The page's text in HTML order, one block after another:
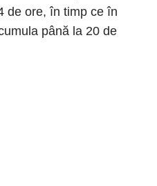
de ore, în timp ce în
până la 20 de